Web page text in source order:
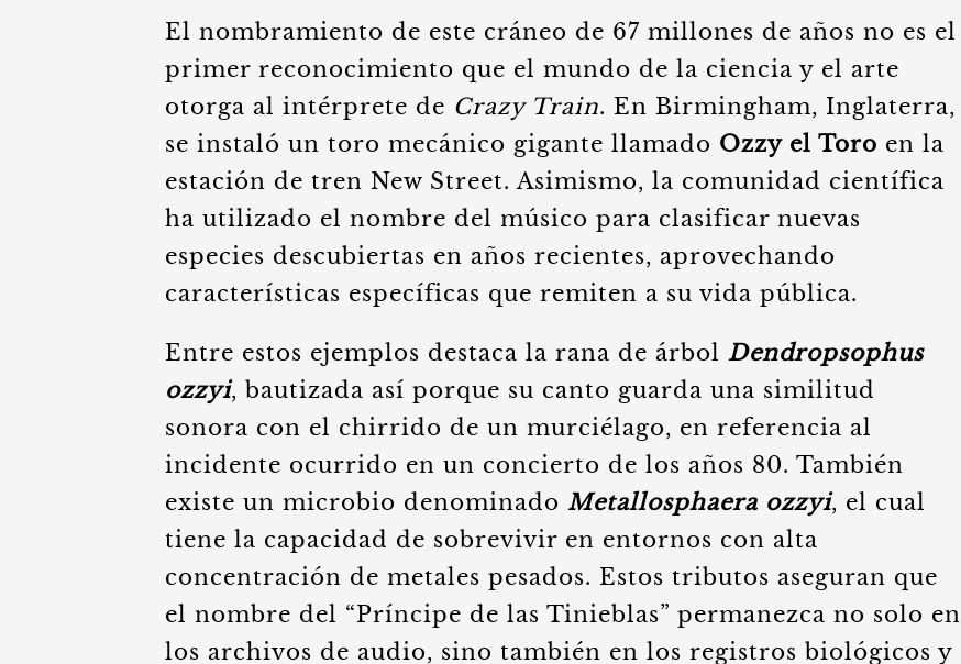
El nombramiento de este cráneo de 67 millones de años no es el
primer reconocimiento que el mundo de la ciencia y el arte
otorga al intérprete de Crazy Train. En Birmingham, Inglaterra,
se instaló un toro mecánico gigante llamado Ozzy el Toro en la
estación de tren New Street. Asimismo, la comunidad científica
ha utilizado el nombre del músico para clasificar nuevas
especies descubiertas en años recientes, aprovechando
características específicas que remiten a su vida pública.
Entre estos ejemplos destaca la rana de árbol Dendropsophus
ozzyi, bautizada así porque su canto guarda una similitud
sonora con el chirrido de un murciélago, en referencia al
incidente ocurrido en un concierto de los años 80. También
existe un microbio denominado Metallosphaera ozzyi, el cual
tiene la capacidad de sobrevivir en entornos con alta
concentración de metales pesados. Estos tributos aseguran que
el nombre del “Príncipe de las Tinieblas” permanezca no solo en
los archivos de audio, sino también en los registros biológicos y